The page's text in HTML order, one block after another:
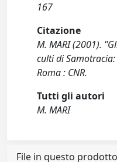
167
Citazione
M. MARI (2001).
culti di
Roma : CNR.
Tutti gli autori
M. MARI
File in questo